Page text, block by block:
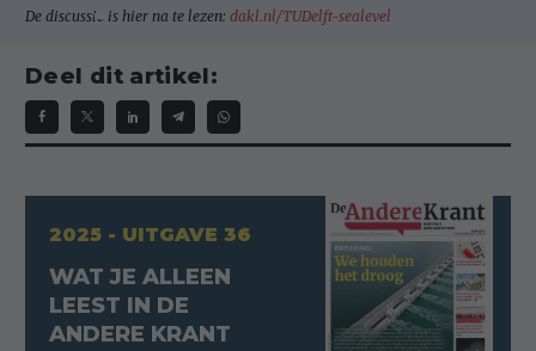
De discussie is hier na te lezen: dakl.nl/TUDelft-sealevel
Deel dit artikel:
2025 - UITGAVE 36
WAT JE ALLEEN
LEEST IN DE
ANDERE KRANT